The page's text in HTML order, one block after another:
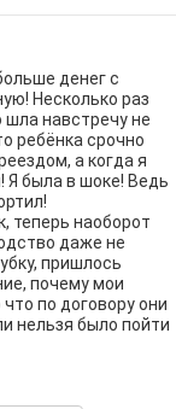
денег с
Несколько раз
шла навстречу не
ребёнка срочно
а когда я
Я была в шоке! Ведь
теперь наоборот
даже не
пришлось
почему мои
по договору они
нельзя было пойти